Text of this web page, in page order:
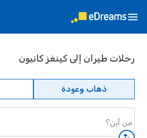
رحلات طيران إلى كينغز كانيون
ذهاب وعودة
من أين؟